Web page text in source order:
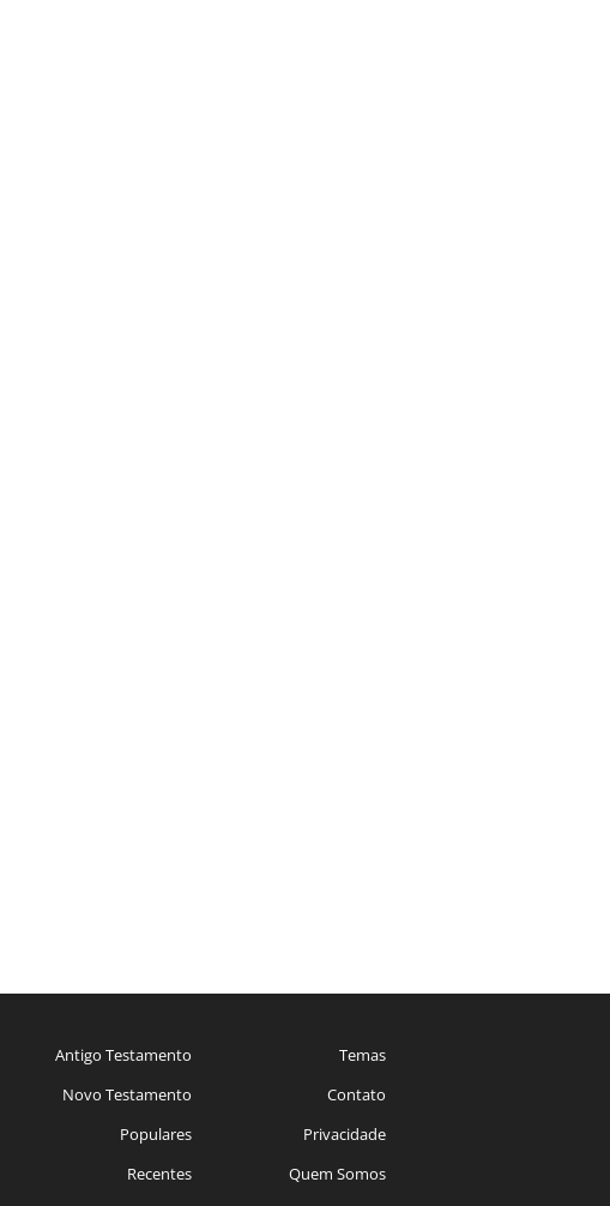
Antigo Testamento
Novo Testamento
Populares
Recentes
Temas
Contato
Privacidade
Quem Somos